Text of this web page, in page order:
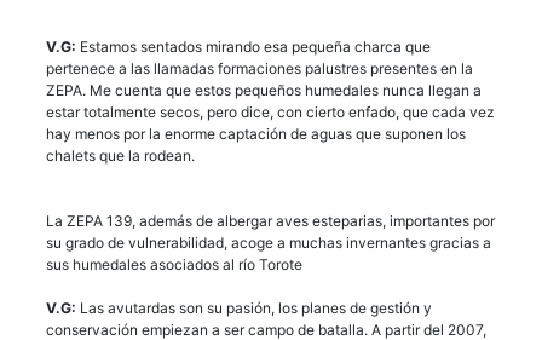
V.G: Estamos sentados mirando esa pequeña charca que
pertenece a las llamadas formaciones palustres presentes en la
ZEPA. Me cuenta que estos pequeños humedales nunca llegan a
estar totalmente secos, pero dice, con cierto enfado, que cada vez
hay menos por la enorme captación de aguas que suponen los
chalets que la rodean.
La ZEPA 139, además de albergar aves esteparias, importantes por
su grado de vulnerabilidad, acoge a muchas invernantes gracias a
sus humedales asociados al río Torote
V.G: Las avutardas son su pasión, los planes de gestión y
conservación empiezan a ser campo de batalla. A partir del 2007,